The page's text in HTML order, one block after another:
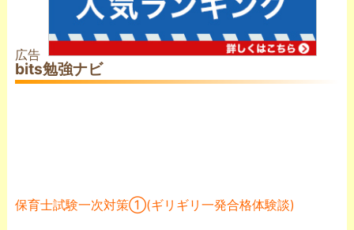
広告
bits勉強ナビ
保育士試験一次対策➀(ギリギリ一発合格体験談)